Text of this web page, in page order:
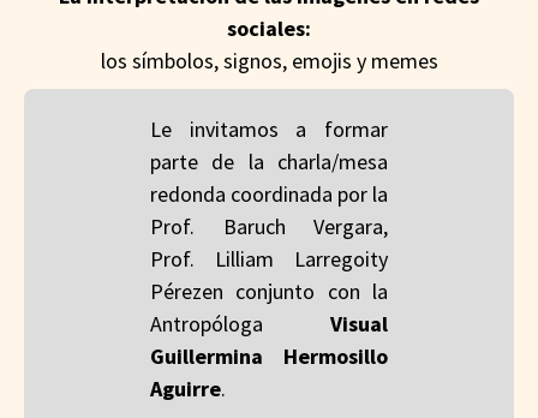
sociales:
los símbolos, signos, emojis y memes
Le invitamos a formar
parte de la charla/mesa
redonda coordinada por la
Prof. Baruch Vergara,
Prof. Lilliam Larregoity
Pérezen conjunto con la
Antropóloga Visual
Guillermina Hermosillo
Aguirre.